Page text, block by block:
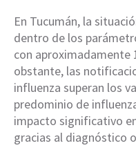
En Tucumán, la
dentro de los
con aproximadamente
obstante, las
influenza superan los
predominio de
impacto significativo
gracias al diagnóstico